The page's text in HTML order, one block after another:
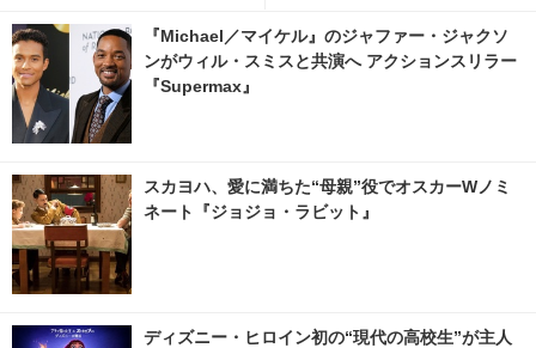
間限定オープン！
『Michael／マイケル』のジャファー・ジャクソ
ンがウィル・スミスと共演へ アクションスリラー
『Supermax』
スカヨハ、愛に満ちた“母親”役でオスカーWノミ
ネート『ジョジョ・ラビット』
ディズニー・ヒロイン初の“現代の高校生”が主人